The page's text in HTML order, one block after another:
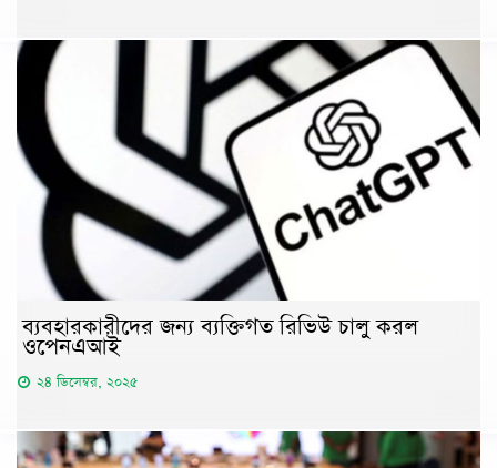
ব্যবহারকারীদের জন্য ব্যক্তিগত রিভিউ চালু করল
ওপেনএআই
২৪ ডিসেম্বর, ২০২৫